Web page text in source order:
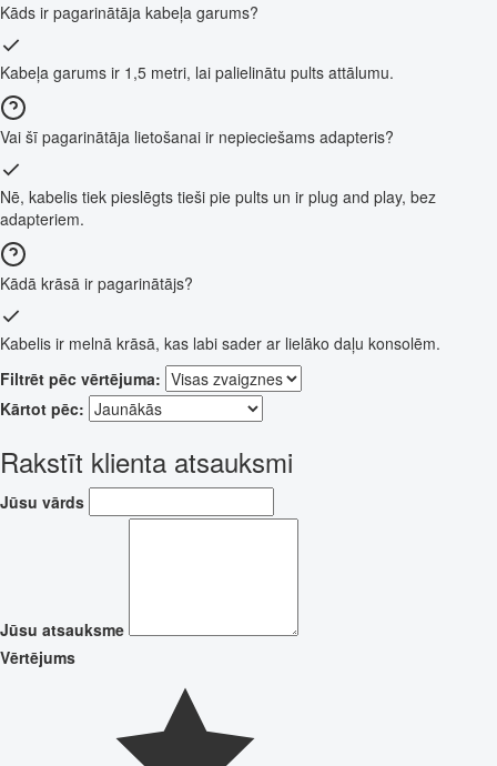
Kāds ir pagarinātāja kabeļa garums?
Kabeļa garums ir 1,5 metri, lai palielinātu pults attālumu.
Vai šī pagarinātāja lietošanai ir nepieciešams adapteris?
Nē, kabelis tiek pieslēgts tieši pie pults un ir plug and play, bez
adapteriem.
Kādā krāsā ir pagarinātājs?
Kabelis ir melnā krāsā, kas labi sader ar lielāko daļu konsolēm.
Filtrēt pēc vērtējuma:
Kārtot pēc:
Rakstīt klienta atsauksmi
Jūsu vārds
Jūsu atsauksme
Vērtējums